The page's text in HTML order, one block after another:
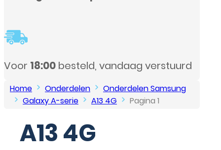
Home Onderdelen
Onderdelen Samsung
Galaxy A-serie
A13 4G Pagina 1
A13 4G